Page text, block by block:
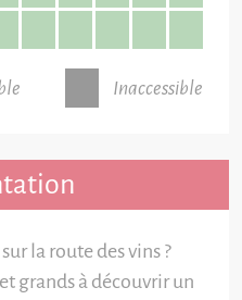
Inaccessible
la route des vins ?
grands à découvrir un